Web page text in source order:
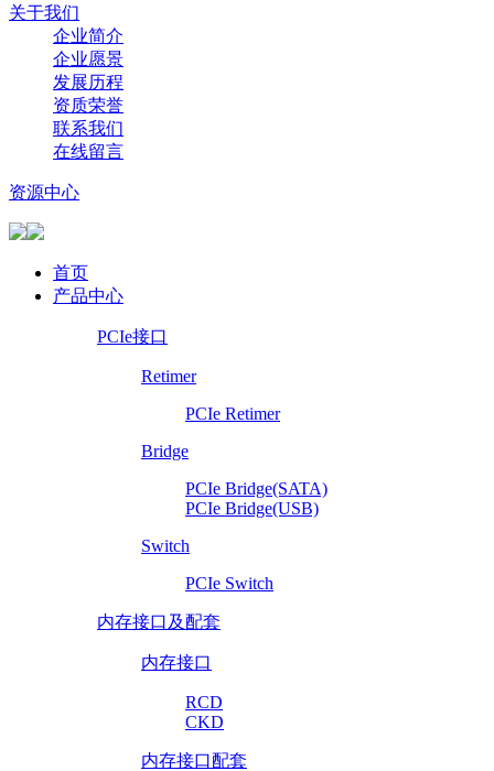
关于我们
企业简介
企业愿景
发展历程
资质荣誉
联系我们
在线留言
资源中心
首页
产品中心
PCIe接口
Retimer
PCIe Retimer
Bridge
PCIe Bridge(SATA)
PCIe Bridge(USB)
Switch
PCIe Switch
内存接口及配套
内存接口
RCD
CKD
内存接口配套